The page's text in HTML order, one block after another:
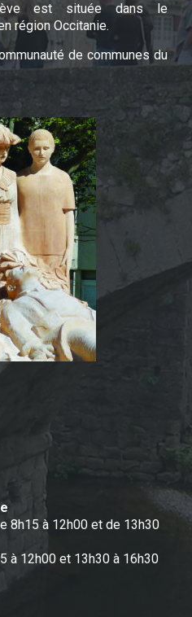
est située dans le
région Occitanie.
de communes du
8h15 à 12h00 et de 13h30
à 12h00 et 13h30 à 16h30